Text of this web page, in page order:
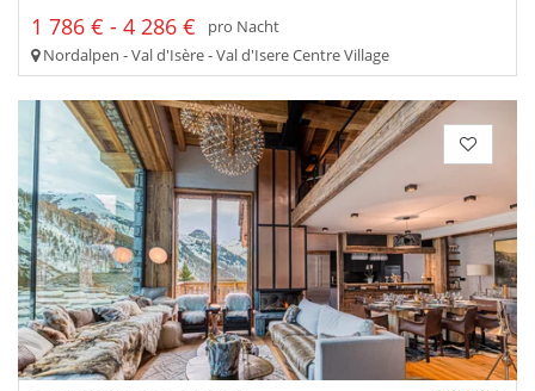
1 786 € - 4 286 €
pro Nacht
Nordalpen - Val d'Isère - Val d'Isere Centre Village